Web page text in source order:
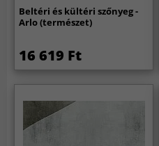
Beltéri és kültéri szőnyeg -
Arlo (természet)
16 619 Ft